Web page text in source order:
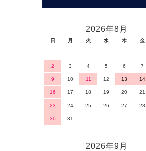
2026年8月
日 月 火 水 木 金
2 3 4 5 6 7
9 10 11 12 13 14
16 17 18 19 20 21
23 24 25 26 27 28
30 31
2026年9月